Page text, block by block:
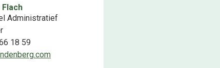
Administratief
18 59